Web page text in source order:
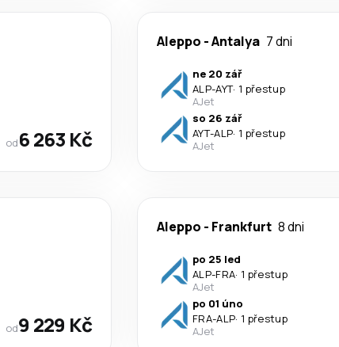
od6 263 Kč
Aleppo -Antalya 7 dni
ne 20 zář
ALP-AYT· 1 přestup
AJet
so 26 zář
AYT-ALP· 1 přestup
AJet
od9 229 Kč
Aleppo - Frankfurt 8 dni
po 25 led
ALP-FRA· 1 přestup
AJet
po 01 úno
FRA-ALP· 1 přestup
AJet